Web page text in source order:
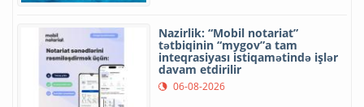
Nazirlik: “Mobil notariat”
tətbiqinin “mygov”a tam
inteqrasiyası istiqamətində işlər
davam etdirilir
06-08-2026